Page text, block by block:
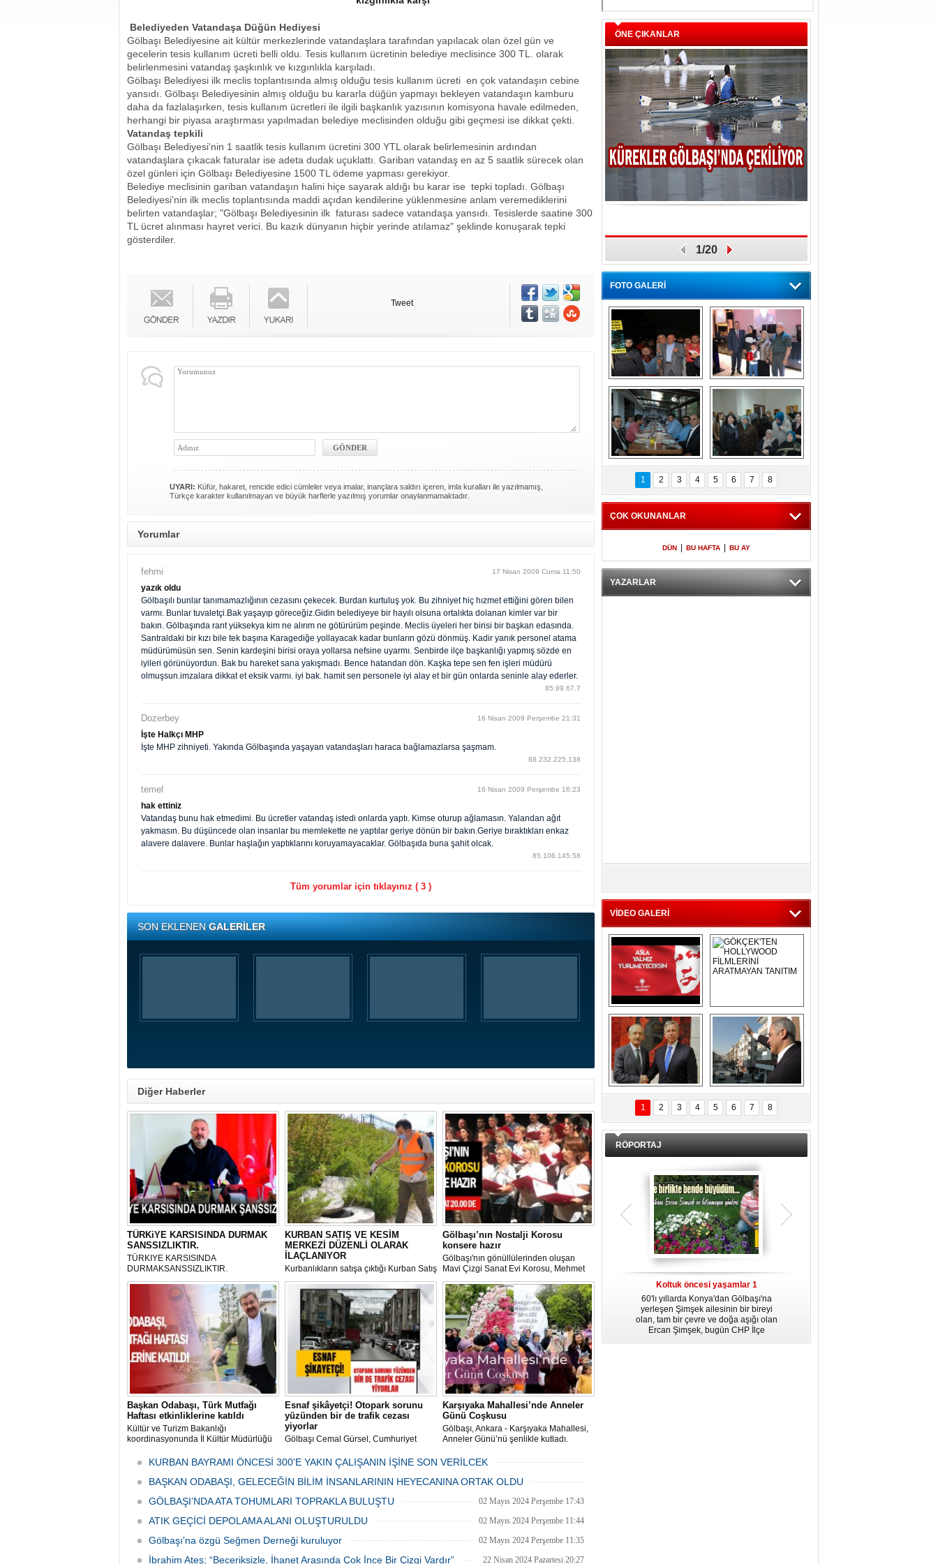
Belediyeden Vatandaşa Düğün Hediyesi
Gölbaşı Belediyesine ait kültür merkezlerinde vatandaşlara tarafından yapılacak olan özel gün ve
gecelerin tesis kullanım ücreti belli oldu. Tesis kullanım ücretinin belediye meclisince 300 TL. olarak
belirlenmesini vatandaş şaşkınlık ve kızgınlıkla karşıladı.
Gölbaşı Belediyesi ilk meclis toplantısında almış olduğu tesis kullanım ücreti en çok vatandaşın cebine
yansıdı. Gölbaşı Belediyesinin almış olduğu bu kararla düğün yapmayı bekleyen vatandaşın kamburu
daha da fazlalaşırken, tesis kullanım ücretleri ile ilgili başkanlık yazısının komisyona havale edilmeden,
herhangi bir piyasa araştırması yapılmadan belediye meclisinden olduğu gibi geçmesi ise dikkat çekti.
Vatandaş tepkili
Gölbaşı Belediyesi'nin 1 saatlik tesis kullanım ücretini 300 YTL olarak belirlemesinin ardından
vatandaşlara çıkacak faturalar ise adeta dudak uçuklattı. Gariban vatandaş en az 5 saatlik sürecek olan
özel günleri için Gölbaşı Belediyesine 1500 TL ödeme yapması gerekiyor.
Belediye meclisinin gariban vatandaşın halini hiçe sayarak aldığı bu karar ise tepki topladı. Gölbaşı
Belediyesi'nin ilk meclis toplantısında maddi açıdan kendilerine yüklenmesine anlam veremediklerini
belirten vatandaşlar; "Gölbaşı Belediyesinin ilk faturası sadece vatandaşa yansıdı. Tesislerde saatine 300
TL ücret alınması hayret verici. Bu kazık dünyanın hiçbir yerinde atılamaz" şeklinde konuşarak tepki
gösterdiler.
Tweet
UYARI: Küfür, hakaret, rencide edici cümleler veya imalar, inançlara saldırı içeren, imla kuralları ile yazılmamış,
Türkçe karakter kullanılmayan ve büyük harflerle yazılmış yorumlar onaylanmamaktadır.
Yorumlar
fehmi 17 Nisan 2009 Cuma 11:50
yazık oldu
Gölbaşılı bunlar tanımamazlığının cezasını çekecek. Burdan kurtuluş yok. Bu zihniyet hiç hızmet ettiğini gören bilen
varmı. Bunlar tuvaletçi.Bak yaşayıp göreceğiz.Gidin belediyeye bir hayılı olsuna ortalıkta dolanan kimler var bir
bakın. Gölbaşında rant yüksekya kim ne alırım ne götürürüm peşinde. Meclis üyeleri her birisi bir başkan edasında.
Santraldaki bir kızı bile tek başına Karagediğe yollayacak kadar bunların gözü dönmüş. Kadir yanık personel atama
müdürümüsün sen. Senin kardeşini birisi oraya yollarsa nefsine uyarmı. Senbirde ilçe başkanlığı yapmış sözde en
iyileri görünüyordun. Bak bu hareket sana yakışmadı. Bence hatandan dön. Kaşka tepe sen fen işleri müdürü
olmuşsun.imzalara dikkat et eksik varmı. iyi bak. hamit sen personele iyi alay et bir gün onlarda seninle alay ederler.
85.99.67.7
Dozerbey 16 Nisan 2009 Perşembe 21:31
İşte Halkçı MHP
İşte MHP zihniyeti. Yakında Gölbaşında yaşayan vatandaşları haraca bağlamazlarsa şaşmam.
88.232.225.138
temel 16 Nisan 2009 Perşembe 16:23
hak ettiniz
Vatandaş bunu hak etmedimi. Bu ücretler vatandaş istedi onlarda yaptı. Kimse oturup ağlamasın. Yalandan ağıt
yakmasın. Bu düşüncede olan insanlar bu memlekette ne yaptılar geriye dönün bir bakın.Geriye bıraktıkları enkaz
alavere dalavere. Bunlar haşlağın yaptıklarını koruyamayacaklar. Gölbaşıda buna şahit olcak.
85.106.145.58
Tüm yorumlar için tıklayınız ( 3 )
SON EKLENENGALERİLER
Diğer Haberler
TÜRKiYE KARSISINDA DURMAK
SANSSIZLIKTIR.
TÜRKIYE KARSISINDA
DURMAKSANSSIZLIKTIR.
KURBAN SATIŞ VE KESİM
MERKEZİ DÜZENLİ OLARAK
İLAÇLANIYOR
Kurbanlıkların satışa çıktığı Kurban Satış
ve Kesim Merkezi, haşere ve
mikropların önüne geçilmesi amacıyla
her gün Gölbaşı Belediyesi ekipleri
tarafından düzenli olarak ilaçlanıyor.
Gölbaşı’nın Nostalji Korosu
konsere hazır
Gölbaşı'nın gönüllülerinden oluşan
Mavi Çizgi Sanat Evi Korosu, Mehmet
Akif Ersoy Kültür Merkezi’nde vereceği
konsere hızır.
Başkan Odabaşı, Türk Mutfağı
Haftası etkinliklerine katıldı
Kültür ve Turizm Bakanlığı
koordinasyonunda İl Kültür Müdürlüğü
Haftası" etkinlikleri Ankara'da devam
Esnaf şikâyetçi! Otopark sorunu
yüzünden bir de trafik cezası
yiyorlar
Gölbaşı Cemal Gürsel, Cumhuriyet
bulunan esnaf ve alışverişe gelen
vatandaşlar park cezaları yüzünden
canından bezdi.
Karşıyaka Mahallesi’nde Anneler
Günü Coşkusu
Gölbaşı, Ankara - Karşıyaka Mahallesi,
Anneler Günü’nü şenlikle kutladı.
öncülüğünde düzenlenen 1. Karşıyaka
KURBAN BAYRAMI ÖNCESİ 300'E YAKIN ÇALIŞANIN İŞİNE SON VERİLCEK
06 Mayıs 2024 Pazartesi 15:47
BAŞKAN ODABAŞI, GELECEĞİN BİLİM İNSANLARININ HEYECANINA ORTAK OLDU
06 Mayıs 2024 Pazartesi 15:31
GÖLBAŞI’NDA ATA TOHUMLARI TOPRAKLA BULUŞTU 02 Mayıs 2024 Perşembe 17:43
ATIK GEÇİCİ DEPOLAMA ALANI OLUŞTURULDU 02 Mayıs 2024 Perşembe 11:44
Gölbaşı'na özgü Seğmen Derneği kuruluyor 02 Mayıs 2024 Perşembe 11:35
İbrahim Ateş; “Beceriksizle, İhanet Arasında Çok İnce Bir Çizgi Vardır” 22 Nisan 2024 Pazartesi 20:27
ÖNE ÇIKANLAR
1/20
FOTO GALERİ
Gölbaşı GAZZE
İÇİN YÜRÜDÜ
Kaymakamlıktan
iftar yemeği
Kaymakamlıktan
iftar yemeği
NERGÜL
YILDIRIM SEÇİM
BÜROSUNU AÇTI
1 2 3 4 5 6 7 8
ÇOK OKUNANLAR
DÜN BU HAFTA BU AY
YAZARLAR
VİDEO GALERİ
Asla Yalnız
Yürümeyeceksin
Uzun Adam
GÖKÇEK'TEN
HOLLYWOOD
FİLMLERİNİ
ARATMAYAN
TANITIM
DAL İÇERİ ZÜBÜK!
ERCAN ŞİMŞEK
GÖLBAŞI'NDA
KASIRGA ETKİSİ
YARATTI !
1 2 3 4 5 6 7 8
RÖPORTAJ
Koltuk öncesi yaşamlar 1
60'lı yıllarda Konya'dan Gölbaşı'na
yerleşen Şimşek ailesinin bir bireyi
olan, tam bir çevre ve doğa aşığı olan
Ercan Şimşek, bugün CHP İlçe
Başkanlığı yaptığı Gölbaşı'nda yaşam
Teşrik tekbiri nedir? Ne anlama gelir?